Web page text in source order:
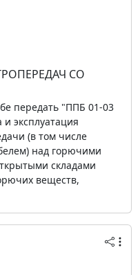
СО
передать "ППБ 01-03
и эксплуатация
(в том числе
над горючими
складами
веществ,